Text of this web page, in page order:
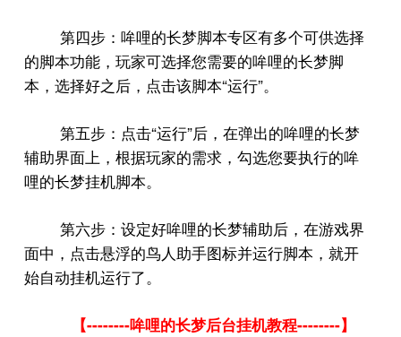
第四步：哞哩的长梦脚本专区有多个可供选择
的脚本功能，玩家可选择您需要的哞哩的长梦脚
本，选择好之后，点击该脚本“运行”。
第五步：点击“运行”后，在弹出的哞哩的长梦
辅助界面上，根据玩家的需求，勾选您要执行的哞
哩的长梦挂机脚本。
第六步：设定好哞哩的长梦辅助后，在游戏界
面中，点击悬浮的鸟人助手图标并运行脚本，就开
始自动挂机运行了。
【--------哞哩的长梦后台挂机教程--------】